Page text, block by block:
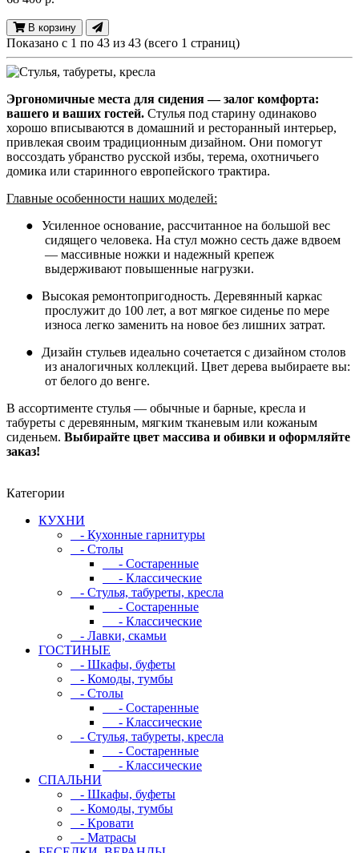
В корзину
Показано с 1 по 43 из 43 (всего 1 страниц)
Эргономичные места для сидения — залог комфорта:
вашего и ваших гостей. Стулья под старину одинаково
хорошо вписываются в домашний и ресторанный интерьер,
привлекая своим традиционным дизайном. Они помогут
воссоздать убранство русской избы, терема, охотничьего
домика или старинного европейского трактира.
Главные особенности наших моделей:
●
Усиленное основание, рассчитанное на большой вес
сидящего человека. На стул можно сесть даже вдвоем
— массивные ножки и надежный крепеж
выдерживают повышенные нагрузки.
●
Высокая ремонтопригодность. Деревянный каркас
прослужит до 100 лет, а вот мягкое сиденье по мере
износа легко заменить на новое без лишних затрат.
●
Дизайн стульев идеально сочетается с дизайном столов
из аналогичных коллекций. Цвет дерева выбираете вы:
от белого до венге.
В ассортименте стулья — обычные и барные, кресла и
табуреты с деревянным, мягким тканевым или кожаным
сиденьем. Выбирайте цвет массива и обивки и оформляйте
заказ!
Категории
КУХНИ
- Кухонные гарнитуры
- Столы
- Состаренные
- Классические
- Стулья, табуреты, кресла
- Состаренные
- Классические
- Лавки, скамьи
ГОСТИНЫЕ
- Шкафы, буфеты
- Комоды, тумбы
- Столы
- Состаренные
- Классические
- Стулья, табуреты, кресла
- Состаренные
- Классические
СПАЛЬНИ
- Шкафы, буфеты
- Комоды, тумбы
- Кровати
- Матрасы